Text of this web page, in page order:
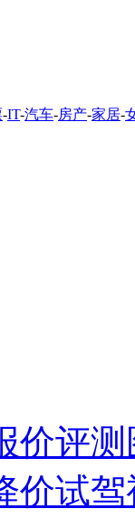
-IT-汽车-房产-家居-
价评测
价试驾